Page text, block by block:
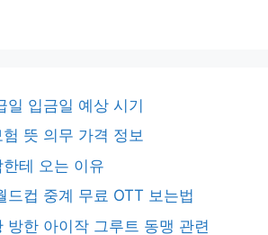
일 입금일 예상 시기
뜻 의무 가격 정보
테 오는 이유
드컵 중계 무료 OTT 보는법
방한 아이작 그루트 동맹 관련